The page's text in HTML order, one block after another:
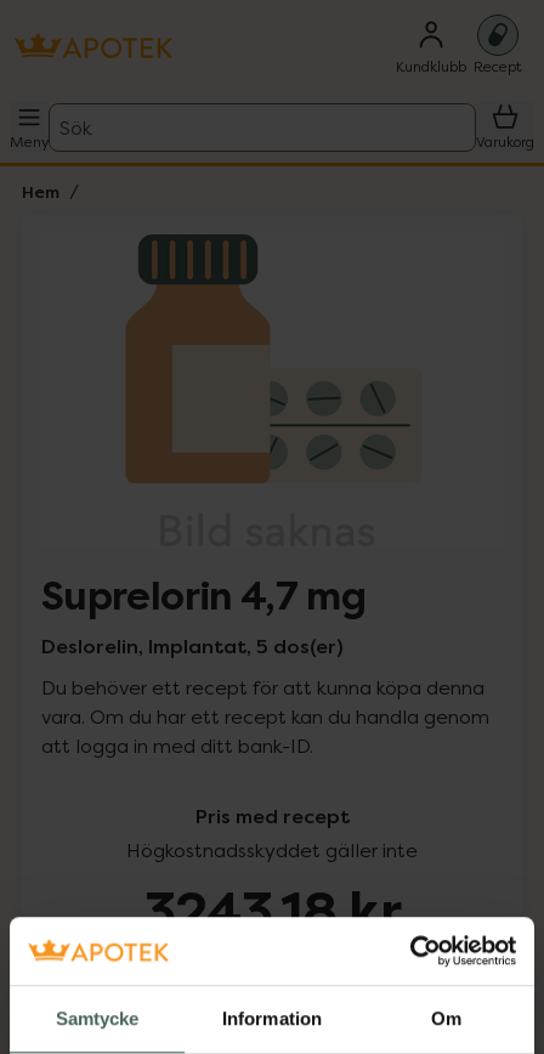
Samtycke Information Om
Kundklubb Recept
Meny
Sök
Varukorg
Hem
Lista: . Innehåller 1 objekt.
Suprelorin 4,7 mg
Deslorelin, Implantat, 5 dos(er)
Du behöver ett recept för att kunna köpa denna
vara. Om du har ett recept kan du handla genom
att logga in med ditt bank-ID.
Pris med recept
Högkostnadsskyddet gäller inte
3243,18 kr
Köp via ditt recept